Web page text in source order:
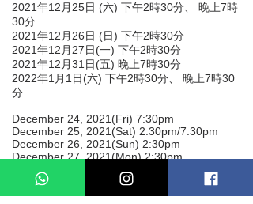
2021年12月25日 (六) 下午2時30分、 晚上7時
30分
2021年12月26日 (日) 下午2時30分
2021年12月27日(一) 下午2時30分
2021年12月31日(五) 晚上7時30分
2022年1月1日(六) 下午2時30分、 晚上7時30
分
December 24, 2021(Fri) 7:30pm
December 25, 2021(Sat) 2:30pm/7:30pm
December 26, 2021(Sun) 2:30pm
December 27, 2021(Mon) 2:30pm
December 31, 2021(Fri) 7:30pm
January 1, 2022(Sat) 2:30pm/7:30pm